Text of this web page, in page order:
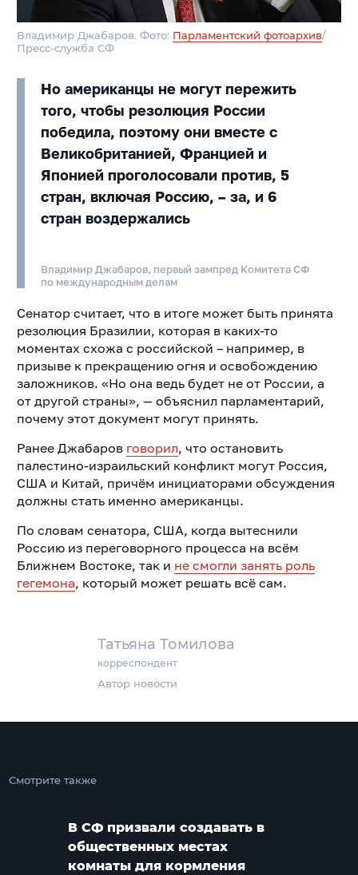
Татьяна Томилова
корреспондент
Автор новости
Владимир Джабаров. Фото: Парламентский фотоархив/
Пресс-служба СФ
Но американцы не могут пережить
того, чтобы резолюция России
победила, поэтому они вместе с
Великобританией, Францией и
Японией проголосовали против, 5
стран, включая Россию, – за, и 6
стран воздержались
Владимир Джабаров, первый зампред Комитета СФ
по международным делам
Сенатор считает, что в итоге может быть принята
резолюция Бразилии, которая в каких-то
моментах схожа с российской – например, в
призыве к прекращению огня и освобождению
заложников. «Но она ведь будет не от России, а
от другой страны», — объяснил парламентарий,
почему этот документ могут принять.
Ранее Джабаров говорил, что остановить
палестино-израильский конфликт могут Россия,
США и Китай, причём инициаторами обсуждения
должны стать именно американцы.
По словам сенатора, США, когда вытеснили
Россию из переговорного процесса на всём
Ближнем Востоке, так и не смогли занять роль
гегемона, который может решать всё сам.
Смотрите также
В СФ призвали создавать в
общественных местах
комнаты для кормления